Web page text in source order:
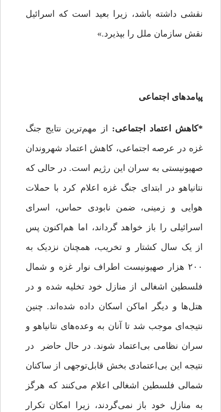
نقشی داشته باشد، زیرا بعید است که اسرائیل
نقش سازمان ملل را بپذیرد.»
پیامدهای اجتماعی
*کاهش اعتماد اجتماعی: از مهم‌ترین نتایج جنگ
غزه در عرصه اجتماعی، کاهش اعتماد شهروندان
صهیونیستی به سران این رژیم است. در حالی که
نتانیاهو در ابتدای جنگ غزه اعلام کرد با حملات
هوایی و زمینی، ضمن نابودی حماس، اسرای
اسرائیلی را باز خواهد گرداند، اما هم‌اکنون پس
از یک سال کشتار و تخریب، همچنان نزدیک به
۲۰۰ هزار صهیونیست اطراف نوار غزه و شمال
فلسطین اشغالی از منازل خود تخلیه شده و در
هتل‌ها و دیگر اماکن اسکان داده شده‌اند. چنین
نتیجه‌ای موجب شد تا آنان به وعده‌های نتانیاهو و
سران نظامی بی‌اعتماد شوند. در حال حاضر در
نتیجه این بی‌اعتمادی بخش قابل‌توجهی از ساکنان
شمالی فلسطین اشغالی اعلام می‌کنند که هرگز
به منازل خود باز نمی‌گردند، زیرا امکان تکرار